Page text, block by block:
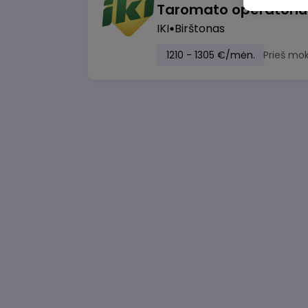
Taromato
IKI Birštonas
1210 - 1305 €/mėn. Prieš